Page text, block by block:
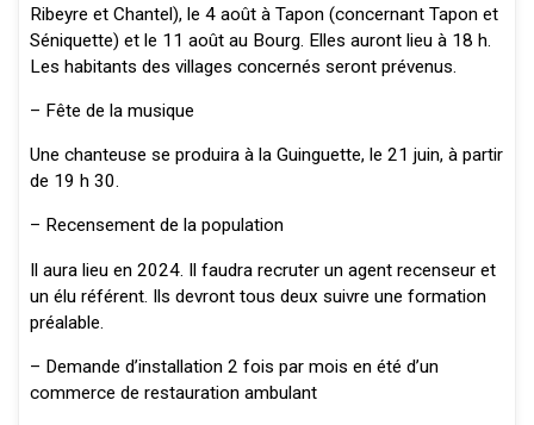
Ribeyre et Chantel), le 4 août à Tapon (concernant Tapon et
Séniquette) et le 11 août au Bourg. Elles auront lieu à 18 h.
Les habitants des villages concernés seront prévenus.
– Fête de la musique
Une chanteuse se produira à la Guinguette, le 21 juin, à partir
de 19 h 30.
– Recensement de la population
Il aura lieu en 2024. Il faudra recruter un agent recenseur et
un élu référent. Ils devront tous deux suivre une formation
préalable.
– Demande d’installation 2 fois par mois en été d’un
commerce de restauration ambulant